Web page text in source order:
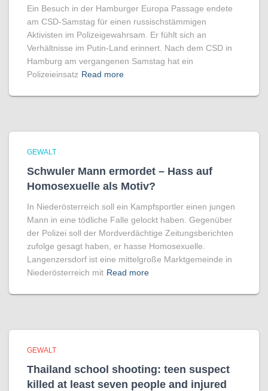
Ein Besuch in der Hamburger Europa Passage endete
am CSD-Samstag für einen russischstämmigen
Aktivisten im Polizeigewahrsam. Er fühlt sich an
Verhältnisse im Putin-Land erinnert. Nach dem CSD in
Hamburg am vergangenen Samstag hat ein
Polizeieinsatz Read more
GEWALT
Schwuler Mann ermordet – Hass auf
Homo­sexuelle als Motiv?
In Niederösterreich soll ein Kampfsportler einen jungen
Mann in eine tödliche Falle gelockt haben. Gegenüber
der Polizei soll der Mordverdächtige Zeitungsberichten
zufolge gesagt haben, er hasse Homosexuelle.
Langenzersdorf ist eine mittelgroße Marktgemeinde in
Niederösterreich mit Read more
GEWALT
Thailand school shooting: teen suspect
killed at least seven people and injured